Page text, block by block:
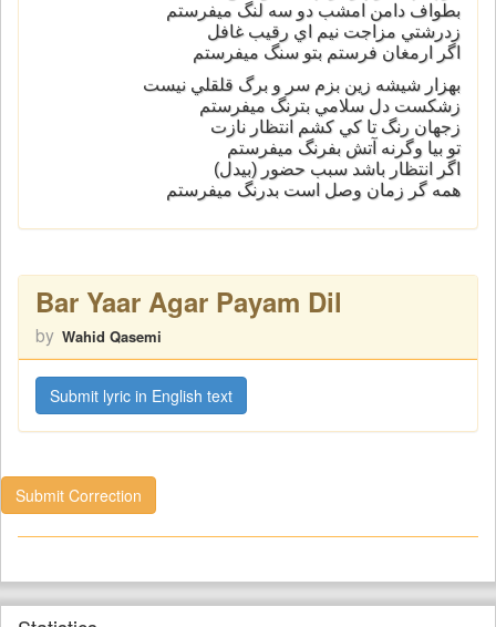
بطواف دامن امشب دو سه لنگ ميفرستم
زدرشتي مزاجت نيم اي رقيب غافل
اگر ارمغان فرستم بتو سنگ ميفرستم
بهزار شيشه زين بزم سر و برگ قلقلي نيست
زشکست دل سلامي بترنگ ميفرستم
زجهان رنگ تا کي کشم انتظار نازت
تو بيا وگرنه آتش بفرنگ ميفرستم
اگر انتظار باشد سبب حضور (بيدل)
همه گر زمان وصل است بدرنگ ميفرستم
Bar Yaar Agar Payam Dil
by Wahid Qasemi
Submit lyric in English text
Submit Correction